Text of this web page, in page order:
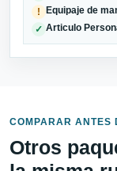
! Equipaje de
✓ Articulo
COMPARAR ANTES
Otros